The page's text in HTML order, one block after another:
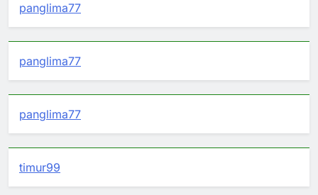
panglima77
panglima77
panglima77
timur99